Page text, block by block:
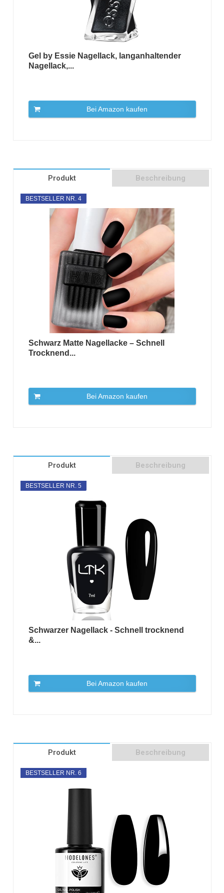
Gel by Essie Nagellack, langanhaltender
Nagellack,...
Bei Amazon kaufen
Produkt Beschreibung
BESTSELLER NR. 4
Schwarz Matte Nagellacke – Schnell
Trocknend...
Bei Amazon kaufen
Produkt Beschreibung
BESTSELLER NR. 5
Schwarzer Nagellack - Schnell trocknend
&...
Bei Amazon kaufen
Produkt Beschreibung
BESTSELLER NR. 6